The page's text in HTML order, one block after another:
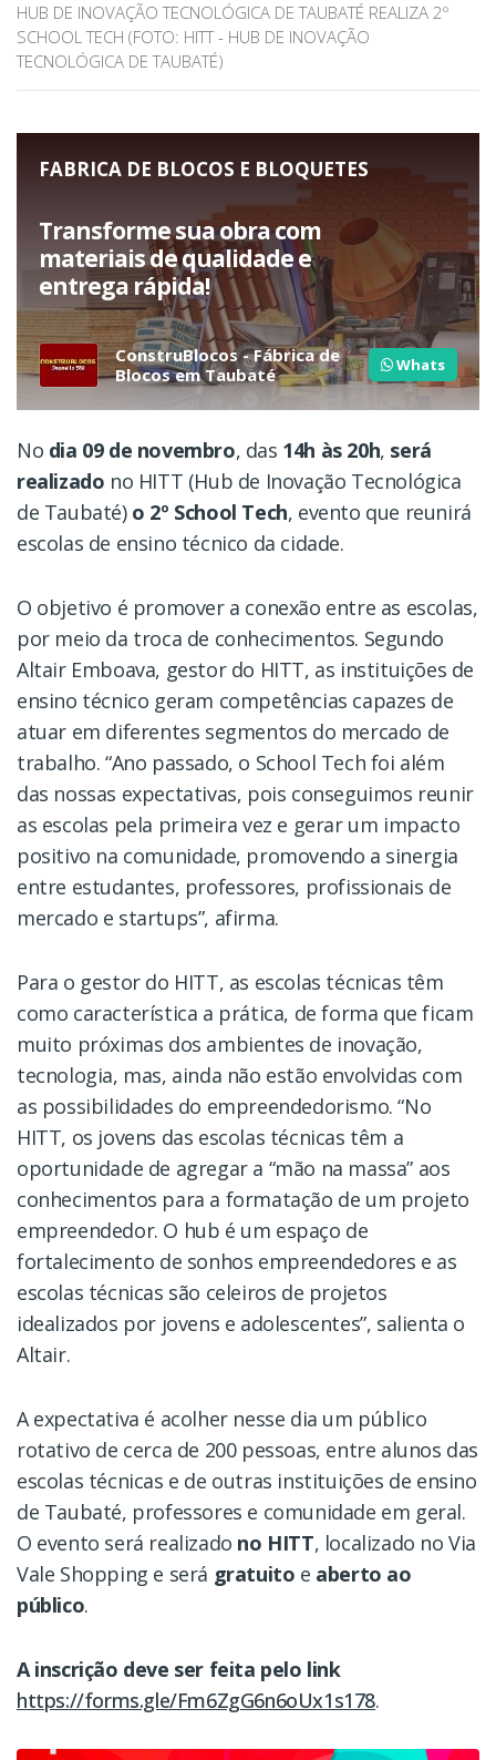
HUB DE INOVAÇÃO TECNOLÓGICA DE TAUBATÉ REALIZA 2º
SCHOOL TECH (FOTO: HITT - HUB DE INOVAÇÃO
TECNOLÓGICA DE TAUBATÉ)
FABRICA DE BLOCOS E BLOQUETES
Transforme sua obra com
materiais de qualidade e
entrega rápida!
ConstruBlocos - Fábrica de
Blocos em Taubaté
Whats
No dia 09 de novembro, das 14h às 20h, será
realizado no HITT (Hub de Inovação Tecnológica
de Taubaté) o 2º School Tech, evento que reunirá
escolas de ensino técnico da cidade.
O objetivo é promover a conexão entre as escolas,
por meio da troca de conhecimentos. Segundo
Altair Emboava, gestor do HITT, as instituições de
ensino técnico geram competências capazes de
atuar em diferentes segmentos do mercado de
trabalho. “Ano passado, o School Tech foi além
das nossas expectativas, pois conseguimos reunir
as escolas pela primeira vez e gerar um impacto
positivo na comunidade, promovendo a sinergia
entre estudantes, professores, profissionais de
mercado e startups”, afirma.
Para o gestor do HITT, as escolas técnicas têm
como característica a prática, de forma que ficam
muito próximas dos ambientes de inovação,
tecnologia, mas, ainda não estão envolvidas com
as possibilidades do empreendedorismo. “No
HITT, os jovens das escolas técnicas têm a
oportunidade de agregar a “mão na massa” aos
conhecimentos para a formatação de um projeto
empreendedor. O hub é um espaço de
fortalecimento de sonhos empreendedores e as
escolas técnicas são celeiros de projetos
idealizados por jovens e adolescentes”, salienta o
Altair.
A expectativa é acolher nesse dia um público
rotativo de cerca de 200 pessoas, entre alunos das
escolas técnicas e de outras instituições de ensino
de Taubaté, professores e comunidade em geral.
O evento será realizado no HITT, localizado no Via
Vale Shopping e será gratuito e aberto ao
público.
A inscrição deve ser feita pelo link
https://forms.gle/Fm6ZgG6n6oUx1s178.